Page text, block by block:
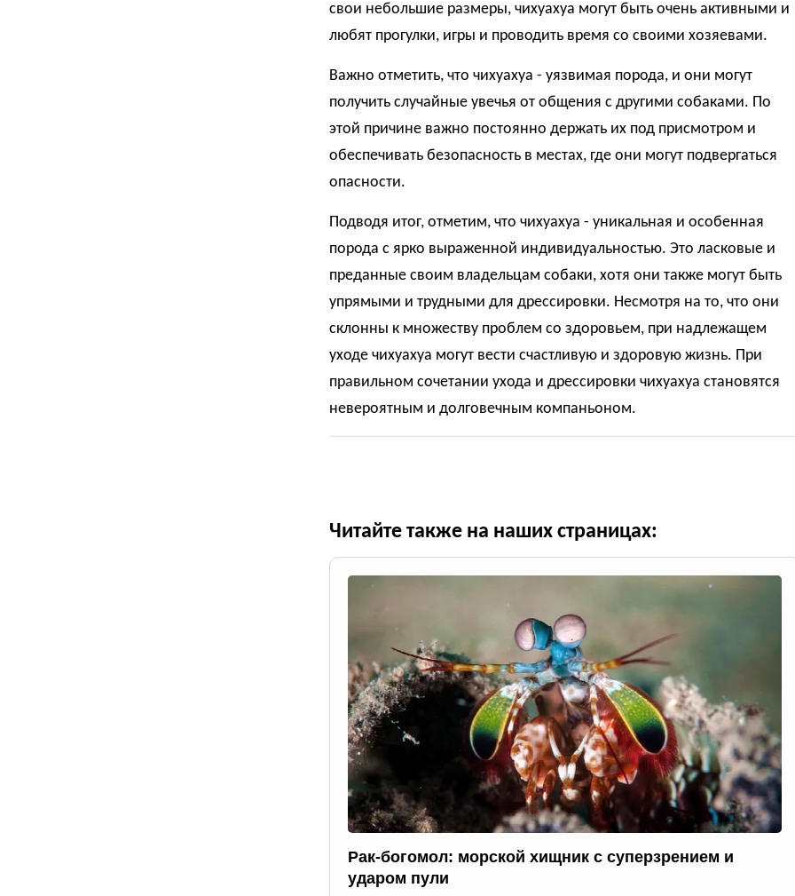
свои небольшие размеры, чихуахуа могут быть очень активными и
любят прогулки, игры и проводить время со своими хозяевами.
Важно отметить, что чихуахуа - уязвимая порода, и они могут
получить случайные увечья от общения с другими собаками. По
этой причине важно постоянно держать их под присмотром и
обеспечивать безопасность в местах, где они могут подвергаться
опасности.
Подводя итог, отметим, что чихуахуа - уникальная и особенная
порода с ярко выраженной индивидуальностью. Это ласковые и
преданные своим владельцам собаки, хотя они также могут быть
упрямыми и трудными для дрессировки. Несмотря на то, что они
склонны к множеству проблем со здоровьем, при надлежащем
уходе чихуахуа могут вести счастливую и здоровую жизнь. При
правильном сочетании ухода и дрессировки чихуахуа становятся
невероятным и долговечным компаньоном.
Читайте также на наших страницах:
Рак-богомол: морской хищник с суперзрением и
ударом пули